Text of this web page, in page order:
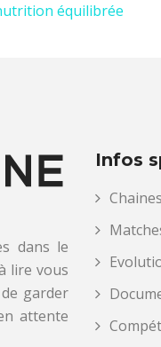
équilibrée
dans le
lire vous
garder
attente
Infos